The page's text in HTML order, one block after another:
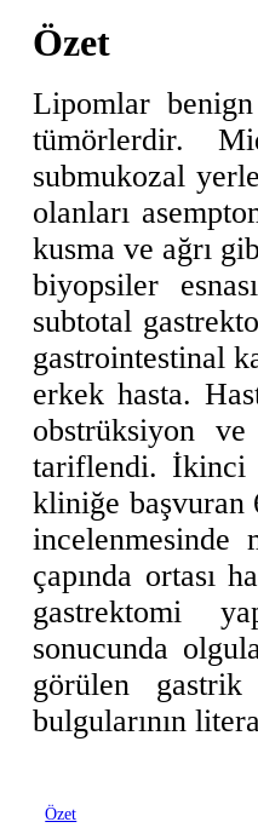
Özet
Lipomlar
tümörlerdir.
submukozal
olanları
kusma ve ağrı
biyopsiler
subtotal
gastrointestinal
erkek hasta.
obstrüksiyon
tariflendi. İkinci
kliniğe başvuran
çapında ortası
gastrektomi
sonucunda
görülen
bulgularının
Özet